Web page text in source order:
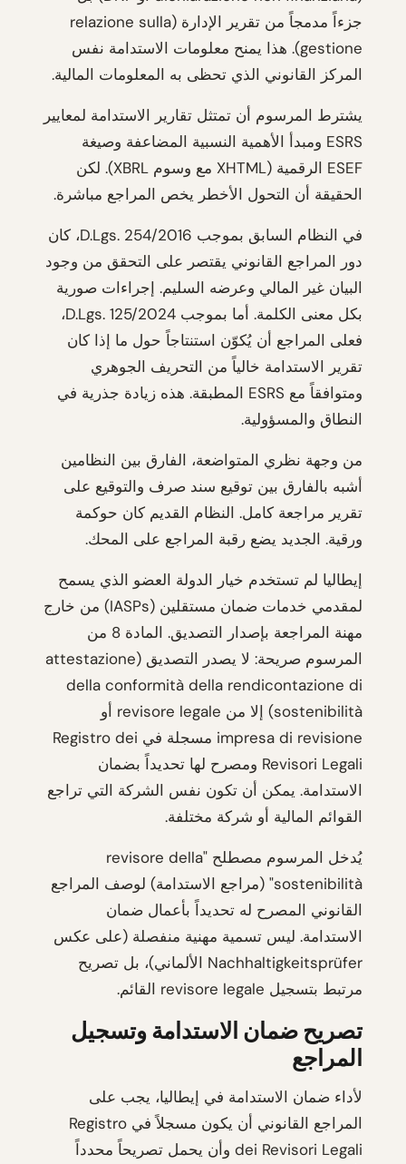
جزءاً مدمجاً من تقرير الإدارة (relazione sulla
gestione). هذا يمنح معلومات الاستدامة نفس
المركز القانوني الذي تحظى به المعلومات المالية.
يشترط المرسوم أن تمتثل تقارير الاستدامة لمعايير
ESRS ومبدأ الأهمية النسبية المضاعفة وصيغة
ESEF الرقمية (XHTML مع وسوم XBRL). لكن
الحقيقة أن التحول الأخطر يخص المراجع مباشرة.
في النظام السابق بموجب D.Lgs. 254/2016، كان
دور المراجع القانوني يقتصر على التحقق من وجود
البيان غير المالي وعرضه السليم. إجراءات صورية
بكل معنى الكلمة. أما بموجب D.Lgs. 125/2024،
فعلى المراجع أن يُكوّن استنتاجاً حول ما إذا كان
تقرير الاستدامة خالياً من التحريف الجوهري
ومتوافقاً مع ESRS المطبقة. هذه زيادة جذرية في
النطاق والمسؤولية.
من وجهة نظري المتواضعة، الفارق بين النظامين
أشبه بالفارق بين توقيع سند صرف والتوقيع على
تقرير مراجعة كامل. النظام القديم كان حوكمة
ورقية. الجديد يضع رقبة المراجع على المحك.
إيطاليا لم تستخدم خيار الدولة العضو الذي يسمح
لمقدمي خدمات ضمان مستقلين (IASPs) من خارج
مهنة المراجعة بإصدار التصديق. المادة 8 من
المرسوم صريحة: لا يصدر التصديق (attestazione
della conformità della rendicontazione di
sostenibilità) إلا من revisore legale أو
impresa di revisione مسجلة في Registro dei
Revisori Legali ومصرح لها تحديداً بضمان
الاستدامة. يمكن أن تكون نفس الشركة التي تراجع
القوائم المالية أو شركة مختلفة.
يُدخل المرسوم مصطلح "revisore della
sostenibilità" (مراجع الاستدامة) لوصف المراجع
القانوني المصرح له تحديداً بأعمال ضمان
الاستدامة. ليس تسمية مهنية منفصلة (على عكس
Nachhaltigkeitsprüfer الألماني)، بل تصريح
مرتبط بتسجيل revisore legale القائم.
تصريح ضمان الاستدامة وتسجيل
المراجع
لأداء ضمان الاستدامة في إيطاليا، يجب على
المراجع القانوني أن يكون مسجلاً في Registro
dei Revisori Legali وأن يحمل تصريحاً محدداً